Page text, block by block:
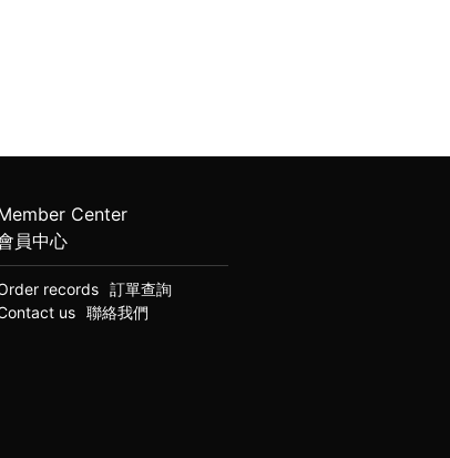
Center
員中心
records
訂單查詢
us
聯絡我們